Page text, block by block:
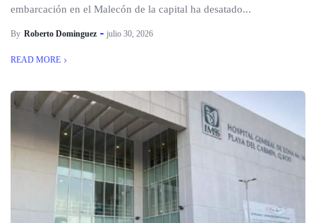
embarcación en el Malecón de la capital ha desatado...
By Roberto Dominguez julio 30, 2026
READ MORE